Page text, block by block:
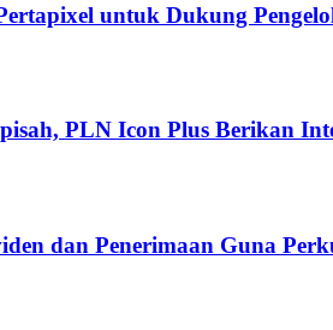
untuk Dukung
PLN Icon Plus Berikan
dan Penerimaan Guna